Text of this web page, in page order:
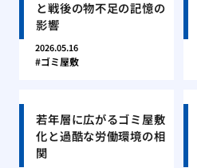
と戦後の物不足の記憶の
影響
2026.05.16
ゴミ屋敷
若年層に広がるゴミ屋敷
化と過酷な労働環境の相
関